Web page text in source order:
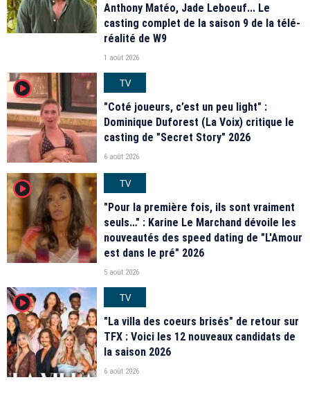
Anthony Matéo, Jade Leboeuf... Le
casting complet de la saison 9 de la télé-
réalité de W9
1 août 2026
player2
TV
"Coté joueurs, c’est un peu light" :
Dominique Duforest (La Voix) critique le
casting de "Secret Story" 2026
6 août 2026
player2
TV
"Pour la première fois, ils sont vraiment
seuls…" : Karine Le Marchand dévoile les
nouveautés des speed dating de "L'Amour
est dans le pré" 2026
5 août 2026
player2
TV
"La villa des coeurs brisés" de retour sur
TFX : Voici les 12 nouveaux candidats de
la saison 2026
6 août 2026